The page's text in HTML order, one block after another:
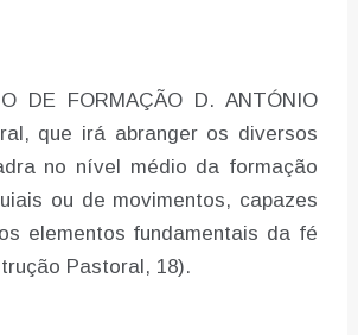
DE FORMAÇÃO D. ANTÓNIO
que irá abranger os diversos
no nível médio da formação
ou de movimentos, capazes
elementos fundamentais da fé
Pastoral, 18).